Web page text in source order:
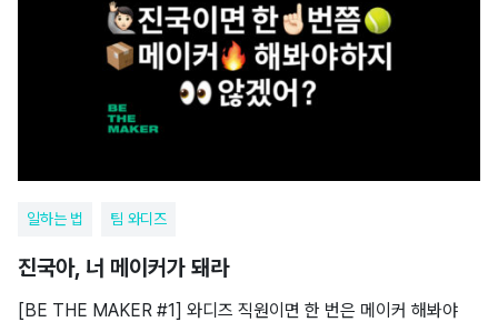
일하는 법 팀 와디즈
진국아, 너 메이커가 돼라
[BE THE MAKER #1] 와디즈 직원이면 한 번은 메이커 해봐야